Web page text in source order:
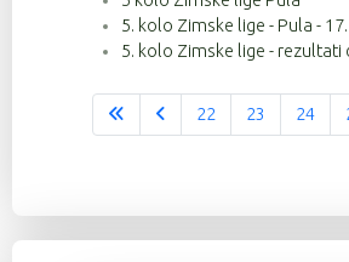
5. kolo Zimske lige - Pula - 17.
5. kolo Zimske lige - rezultati
22 23 24